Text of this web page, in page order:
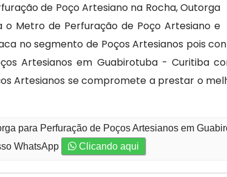
de Poço Artesiano na Rocha, Outorga
o Metro de Perfuração de Poço Artesiano e
no segmento de Poços Artesianos pois
Artesianos em Guabirotuba - Curitiba
Artesianos se compromete a prestar o
para Perfuração de Poços Artesianos em
WhatsApp Clicando aqui